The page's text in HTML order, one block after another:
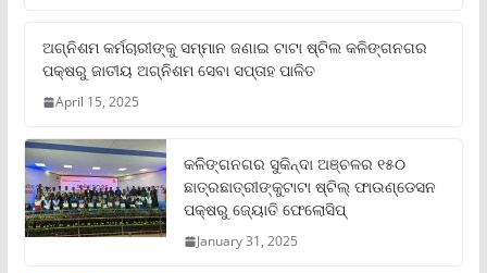
ଅଗ୍ନିଶମ କର୍ମଚାରୀଙ୍କୁ ସମ୍ମାନ ଜଣାଇ ଟାଟା ଷ୍ଟିଲ କଳିଙ୍ଗନଗର
ପକ୍ଷରୁ ଜାତୀୟ ଅଗ୍ନିଶମ ସେବା ସପ୍ତାହ ପାଳିତ
April 15, 2025
କଳିଙ୍ଗନଗର ସୁକିନ୍ଦା ଅଞ୍ଚଳର ୧୫୦
ଛାତ୍ରଛାତ୍ରୀଙ୍କୁଟାଟା ଷ୍ଟିଲ୍ ଫାଉଣ୍ଡେସନ
ପକ୍ଷରୁ ଜ୍ୟୋତି ଫେଲୋସିପ୍‌
January 31, 2025